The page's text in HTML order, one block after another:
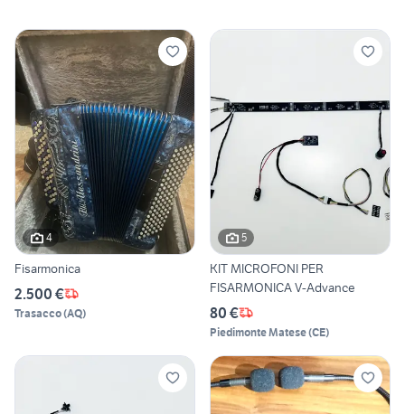
4
Fisarmonica
2.500 €
Trasacco(AQ)
5
KIT MICROFONI PER
FISARMONICA V-Advance
80 €
Piedimonte Matese(CE)